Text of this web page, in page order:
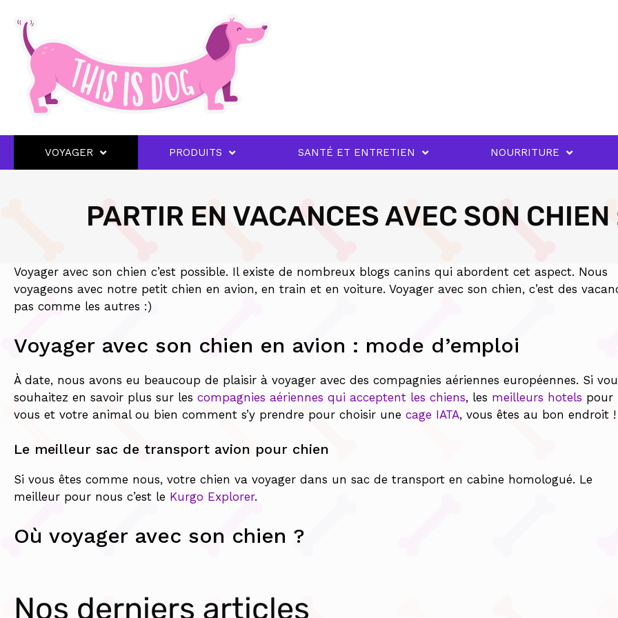
VOYAGER PRODUITS SANTÉ ET ENTRETIEN NOURRITURE
PARTIR EN VACANCES AVEC SON CHIEN
Voyager avec son chien c’est possible. Il existe de nombreux blogs canins qui abordent cet aspect. Nous
voyageons avec notre petit chien en avion, en train et en voiture. Voyager avec son chien, c’est des
pas comme les autres :)
Voyager avec son chien en avion : mode d’emploi
À date, nous avons eu beaucoup de plaisir à voyager avec des compagnies aériennes européennes. Si
souhaitez en savoir plus sur les compagnies aériennes qui acceptent les chiens, les meilleurs hotels pour
vous et votre animal ou bien comment s’y prendre pour choisir une cage IATA, vous êtes au bon endroit !
Le meilleur sac de transport avion pour chien
Si vous êtes comme nous, votre chien va voyager dans un sac de transport en cabine homologué. Le
meilleur pour nous c’est le Kurgo Explorer.
Où voyager avec son chien ?
Nos derniers articles